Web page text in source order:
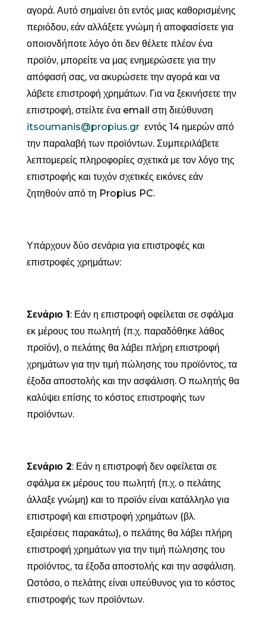
αγορά. Αυτό σημαίνει ότι εντός μιας καθορισμένης
περιόδου, εάν αλλάξετε γνώμη ή αποφασίσετε για
οποιονδήποτε λόγο ότι δεν θέλετε πλέον ένα
προϊόν, μπορείτε να μας ενημερώσετε για την
απόφασή σας, να ακυρώσετε την αγορά και να
λάβετε επιστροφή χρημάτων. Για να ξεκινήσετε την
επιστροφή, στείλτε ένα email στη διεύθυνση
itsoumanis@propius.grεντός 14 ημερών από
την παραλαβή των προϊόντων. Συμπεριλάβετε
λεπτομερείς πληροφορίες σχετικά με τον λόγο της
επιστροφής και τυχόν σχετικές εικόνες εάν
ζητηθούν από τη Propius PC.
Υπάρχουν δύο σενάρια για επιστροφές και
επιστροφές χρημάτων:
Σενάριο 1: Εάν η επιστροφή οφείλεται σε σφάλμα
εκ μέρους του πωλητή (π.χ. παραδόθηκε λάθος
προϊόν), ο πελάτης θα λάβει πλήρη επιστροφή
χρημάτων για την τιμή πώλησης του προϊόντος, τα
έξοδα αποστολής και την ασφάλιση. Ο πωλητής θα
καλύψει επίσης το κόστος επιστροφής των
προϊόντων.
Σενάριο 2: Εάν η επιστροφή δεν οφείλεται σε
σφάλμα εκ μέρους του πωλητή (π.χ. ο πελάτης
άλλαξε γνώμη) και το προϊόν είναι κατάλληλο για
επιστροφή και επιστροφή χρημάτων (βλ.
εξαιρέσεις παρακάτω), ο πελάτης θα λάβει πλήρη
επιστροφή χρημάτων για την τιμή πώλησης του
προϊόντος, τα έξοδα αποστολής και την ασφάλιση.
Ωστόσο, ο πελάτης είναι υπεύθυνος για το κόστος
επιστροφής των προϊόντων.